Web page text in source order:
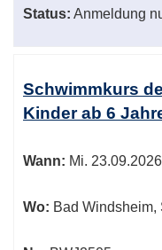
Status: Anmeldung
Schwimmkurs
Kinder ab 6
Wann: Mi.
Wo: Bad